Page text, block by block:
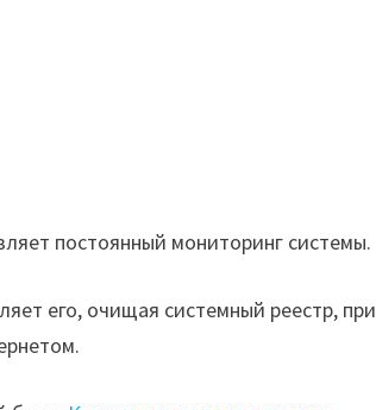
постоянный мониторинг системы.
его, очищая системный реестр, при